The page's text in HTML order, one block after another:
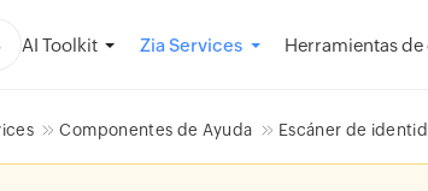
AI Toolkit Zia Services Herramientas
Componentes de Ayuda Escáner de